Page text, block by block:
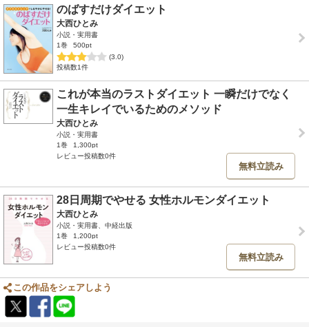
のばすだけダイエット
大西ひとみ
小説・実用書
1巻
500pt
(3.0)
投稿数1件
これが本当のラストダイエット 一瞬だけでなく
一生キレイでいるためのメソッド
大西ひとみ
小説・実用書
1巻
1,300pt
レビュー投稿数0件
無料立読み
28日周期でやせる 女性ホルモンダイエット
大西ひとみ
小説・実用書、中経出版
1巻
1,200pt
レビュー投稿数0件
無料立読み
この作品をシェアしよう